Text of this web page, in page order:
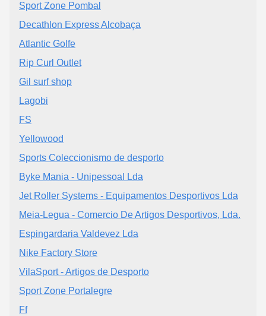
Sport Zone Pombal
Decathlon Express Alcobaça
Atlantic Golfe
Rip Curl Outlet
Gil surf shop
Lagobi
FS
Yellowood
Sports Coleccionismo de desporto
Byke Mania - Unipessoal Lda
Jet Roller Systems - Equipamentos Desportivos Lda
Meia-Legua - Comercio De Artigos Desportivos, Lda.
Espingardaria Valdevez Lda
Nike Factory Store
VilaSport - Artigos de Desporto
Sport Zone Portalegre
Ff